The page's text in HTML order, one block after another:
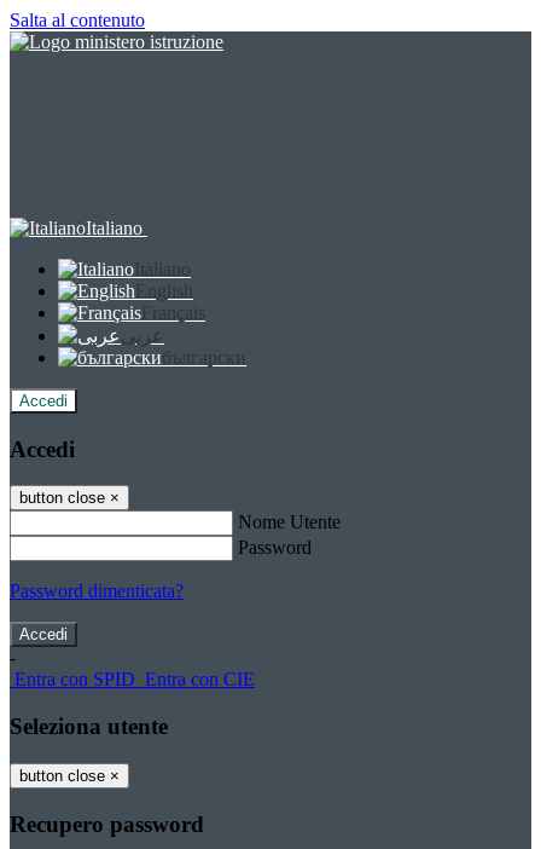
Salta al contenuto
Italiano
Italiano
English
Français
عربى
български
Accedi
Accedi
button close ×
Nome Utente
Password
Password dimenticata?
-
Entra con SPID Entra con CIE
Seleziona utente
button close ×
Recupero password